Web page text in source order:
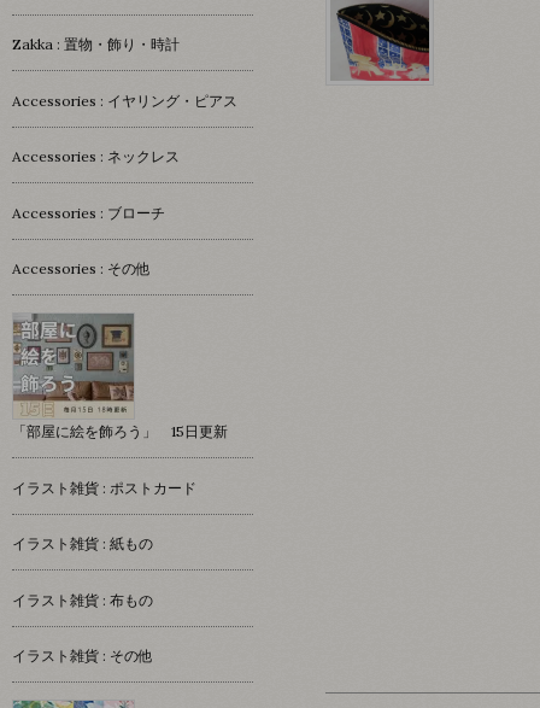
Zakka : 置物・飾り・時計
Accessories : イヤリング・ピアス
Accessories : ネックレス
Accessories : ブローチ
Accessories : その他
「部屋に絵を飾ろう」 15日更新
イラスト雑貨 : ポストカード
イラスト雑貨 : 紙もの
イラスト雑貨 : 布もの
イラスト雑貨 : その他